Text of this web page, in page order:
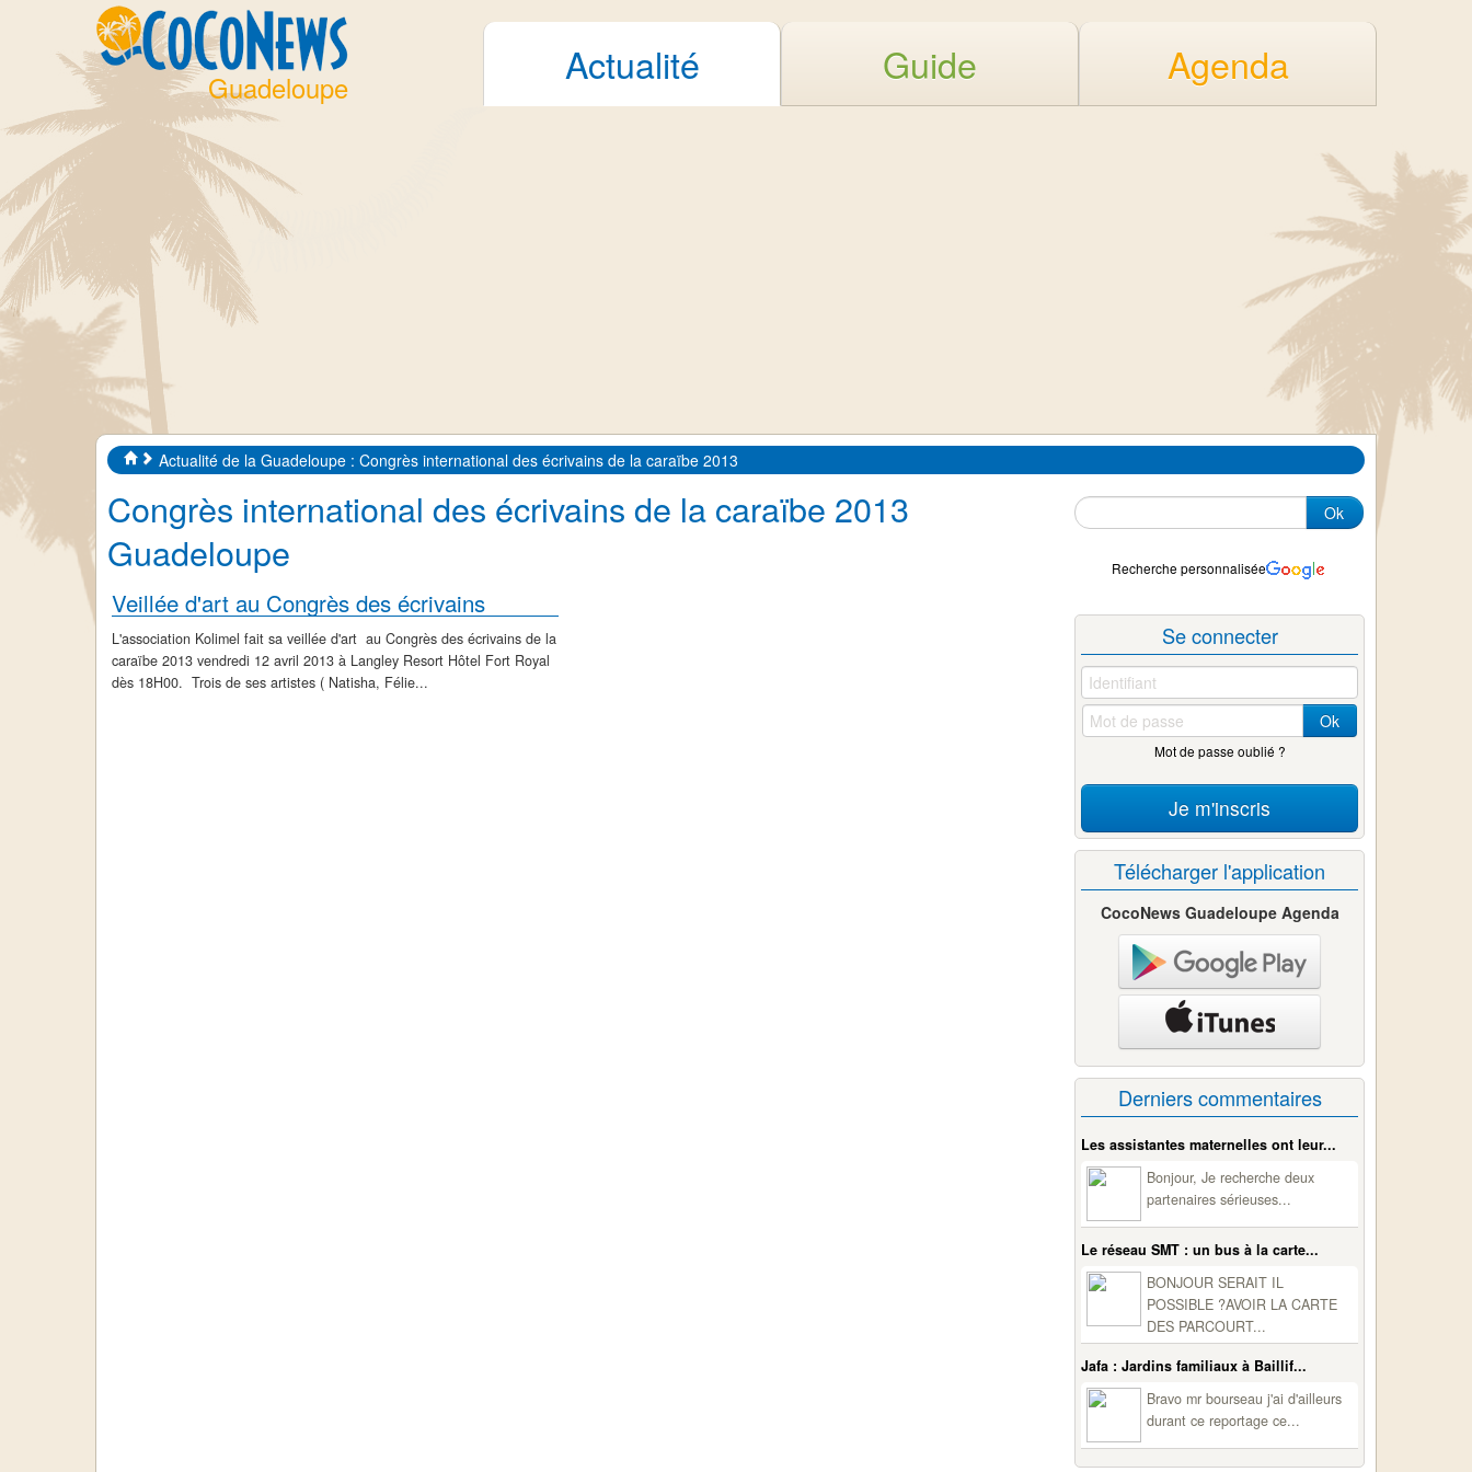
Guadeloupe Actualité Guide Agenda
Actualité de la Guadeloupe : Congrès international des écrivains de la caraïbe 2013
Congrès international des écrivains de la caraïbe 2013
Guadeloupe
Veillée d'art au Congrès des écrivains
L'association Kolimel fait sa veillée d'art au Congrès des écrivains de la
caraïbe 2013 vendredi 12 avril 2013 à Langley Resort Hôtel Fort Royal
dès 18H00. Trois de ses artistes ( Natisha, Félie...
Ok
Recherche personnalisée
Se connecter
Ok
Mot de passe oublié ?
Je m'inscris
Télécharger l'application
CocoNews Guadeloupe Agenda
Derniers commentaires
Les assistantes maternelles ont leur...
Bonjour, Je recherche deux
partenaires sérieuses...
Le réseau SMT : un bus à la carte...
BONJOUR SERAIT IL
POSSIBLE ?AVOIR LA CARTE
DES PARCOURT...
Jafa : Jardins familiaux à Baillif...
Bravo mr bourseau j'ai d'ailleurs
durant ce reportage ce...